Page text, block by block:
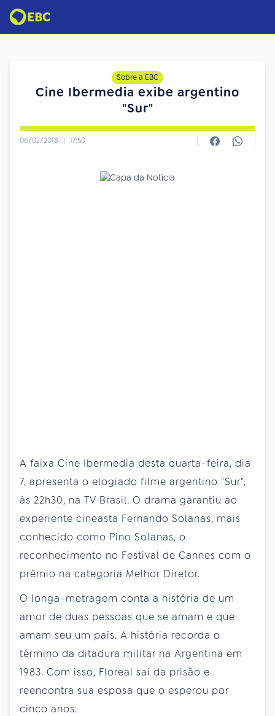
Sobre a EBC
Cine Ibermedia exibe argentino
"Sur"
06/02/2018 | 17:50
A faixa Cine Ibermedia desta quarta-feira, dia
7, apresenta o elogiado filme argentino "Sur",
às 22h30, na TV Brasil. O drama garantiu ao
experiente cineasta Fernando Solanas, mais
conhecido como Pino Solanas, o
reconhecimento no Festival de Cannes com o
prêmio na categoria Melhor Diretor.
O longa-metragem conta a história de um
amor de duas pessoas que se amam e que
amam seu um país. A história recorda o
término da ditadura militar na Argentina em
1983. Com isso, Floreal sai da prisão e
reencontra sua esposa que o esperou por
cinco anos.